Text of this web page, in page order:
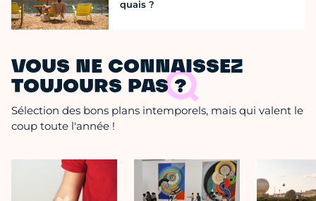
quais ?
VOUS NE CONNAISSEZ
TOUJOURS PAS ?
Sélection des bons plans intemporels, mais qui valent le
coup toute l'année !